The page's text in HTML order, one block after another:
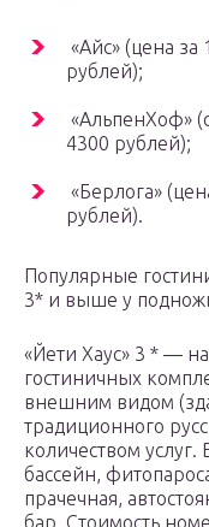
«Айс» (цена за
рублей);
«АльпенХоф»
4300 рублей);
«Берлога»
рублей).
Популярные
3* и выше у
«Йети Хаус» 3 * —
гостиничных
внешним видом
традиционного
количеством услуг.
бассейн,
прачечная,
бар. Стоимость